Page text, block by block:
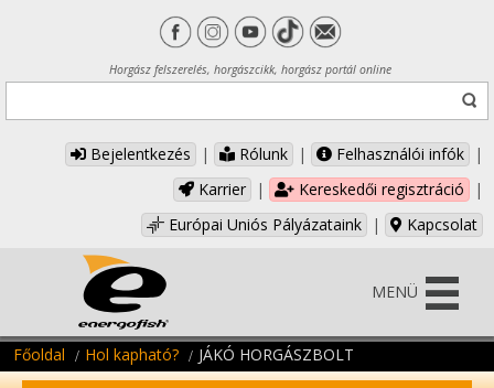
Horgász felszerelés, horgászcikk, horgász portál online
Bejelentkezés | Rólunk | Felhasználói infók
|
Karrier
| Kereskedői regisztráció
|
Európai Uniós Pályázataink
| Kapcsolat
MENÜ
Főoldal Hol kapható? JÁKÓ HORGÁSZBOLT